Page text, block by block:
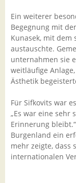
Ein weiterer
Begegnung mit
Kunasek, mit dem
austauschte.
unternahmen sie
weitläufige
Ästhetik
Für Sifkovits war
„Es war eine sehr
Erinnerung
Burgenland ein
mehr zeigte, dass
internationalen